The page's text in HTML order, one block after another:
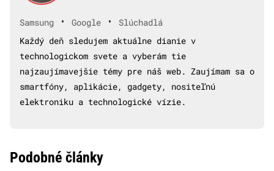
Samsung • Google •
Slúchadlá
Každý deň sledujem aktuálne dianie v
technologickom svete a vyberám tie
najzaujímavejšie témy pre náš web. Zaujímam sa o
smartfóny, aplikácie, gadgety, nositeľnú
elektroniku a technologické vízie.
Podobné články